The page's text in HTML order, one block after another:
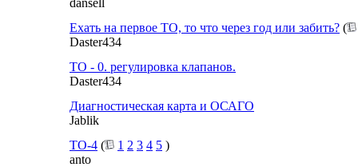
dansell
Ехать на первое ТО, то что через год или забить? (
Daster434
ТО - 0. регулировка клапанов.
Daster434
Диагностическая карта и ОСАГО
Jablik
ТО-4 ( 1 2 3 4 5 )
anto